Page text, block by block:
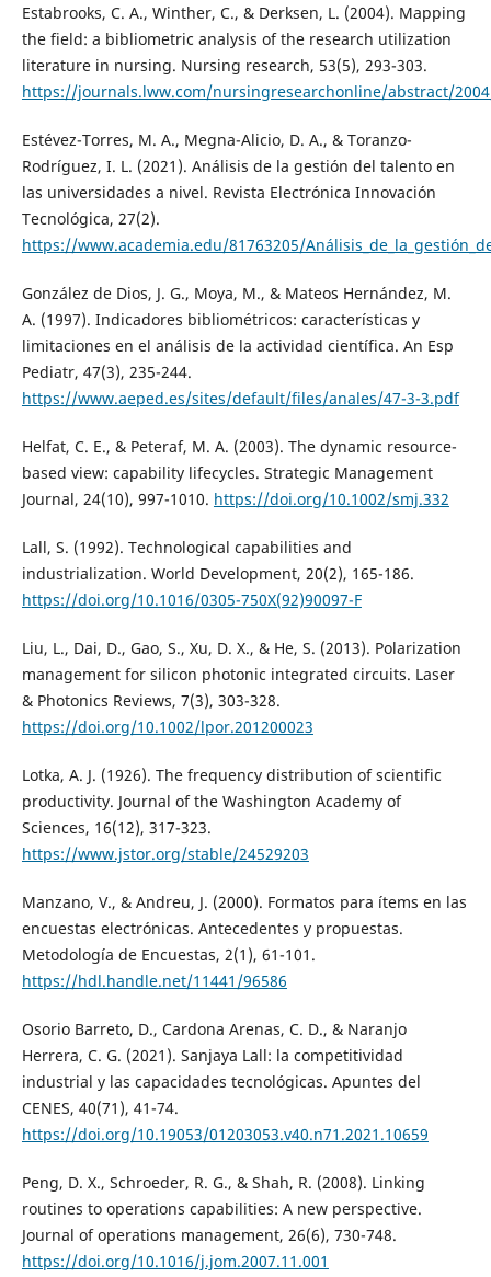
Estabrooks, C. A., Winther, C., & Derksen, L. (2004). Mapping
the field: a bibliometric analysis of the research utilization
literature in nursing. Nursing research, 53(5), 293-303.
https://journals.lww.com/nursingresearchonline/abstract/
Estévez-Torres, M. A., Megna-Alicio, D. A., & Toranzo-
Rodríguez, I. L. (2021). Análisis de la gestión del talento en
las universidades a nivel. Revista Electrónica Innovación
Tecnológica, 27(2).
https://www.academia.edu/81763205/
González de Dios, J. G., Moya, M., & Mateos Hernández, M.
A. (1997). Indicadores bibliométricos: características y
limitaciones en el análisis de la actividad científica. An Esp
Pediatr, 47(3), 235-244.
https://www.aeped.es/sites/default/files/anales/47-3-3.pdf
Helfat, C. E., & Peteraf, M. A. (2003). The dynamic resource-
based view: capability lifecycles. Strategic Management
Journal, 24(10), 997-1010. https://doi.org/10.1002/smj.332
Lall, S. (1992). Technological capabilities and
industrialization. World Development, 20(2), 165-186.
https://doi.org/10.1016/0305-750X(92)90097-F
Liu, L., Dai, D., Gao, S., Xu, D. X., & He, S. (2013). Polarization
management for silicon photonic integrated circuits. Laser
& Photonics Reviews, 7(3), 303-328.
https://doi.org/10.1002/lpor.201200023
Lotka, A. J. (1926). The frequency distribution of scientific
productivity. Journal of the Washington Academy of
Sciences, 16(12), 317-323.
https://www.jstor.org/stable/24529203
Manzano, V., & Andreu, J. (2000). Formatos para ítems en las
encuestas electrónicas. Antecedentes y propuestas.
Metodología de Encuestas, 2(1), 61-101.
https://hdl.handle.net/11441/96586
Osorio Barreto, D., Cardona Arenas, C. D., & Naranjo
Herrera, C. G. (2021). Sanjaya Lall: la competitividad
industrial y las capacidades tecnológicas. Apuntes del
CENES, 40(71), 41-74.
https://doi.org/10.19053/01203053.v40.n71.2021.10659
Peng, D. X., Schroeder, R. G., & Shah, R. (2008). Linking
routines to operations capabilities: A new perspective.
Journal of operations management, 26(6), 730-748.
https://doi.org/10.1016/j.jom.2007.11.001